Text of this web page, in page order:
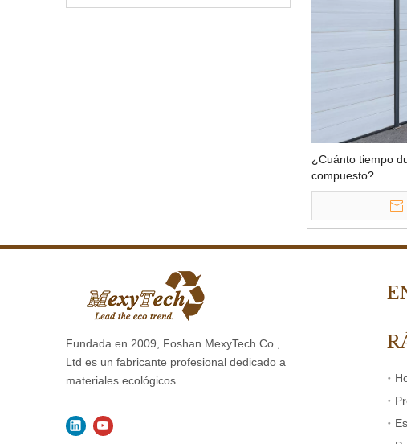
¿Cuánto tiempo
compuesto?
Fundada en 2009, Foshan MexyTech Co.,
Ltd es un fabricante profesional dedicado a
materiales ecológicos.